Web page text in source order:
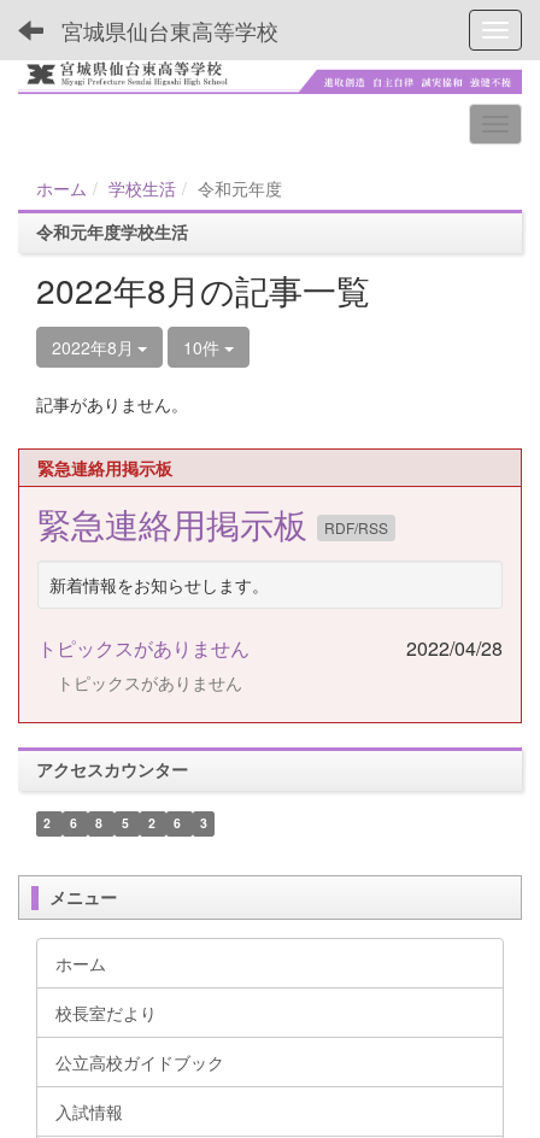
宮城県仙台東高等学校
ホーム 学校生活
令和元年度
令和元年度学校生活
2022年8月の記事一覧
2022年8月 10件
記事がありません。
緊急連絡用掲示板
緊急連絡用掲示板 RDF/RSS
新着情報をお知らせします。
トピックスがありません 2022/04/28
トピックスがありません
アクセスカウンター
2 6 8 5 2 6 3
メニュー
ホーム
校長室だより
公立高校ガイドブック
入試情報